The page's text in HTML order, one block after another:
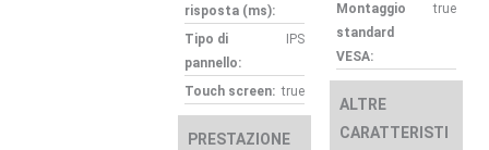
risposta (ms):
Tipo di
pannello:
IPS
Touch screen: true
PRESTAZIONE
Montaggio
standard
VESA:
true
ALTRE
CARATTERISTI